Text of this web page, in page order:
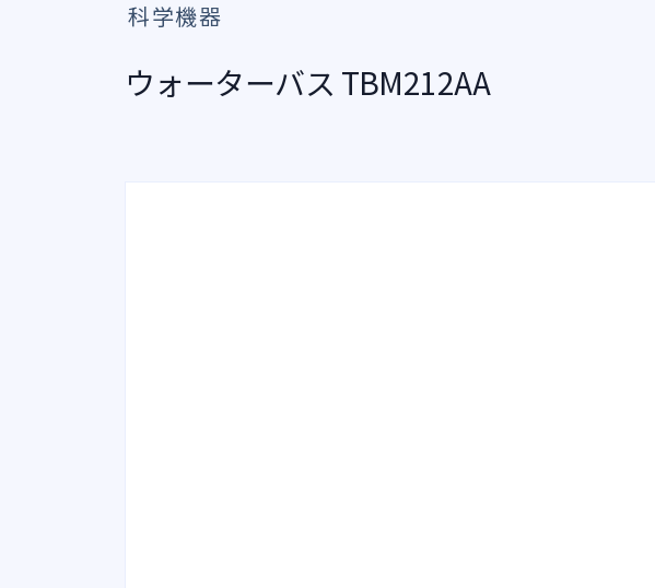
科学機器
ウォーターバス TBM212AA